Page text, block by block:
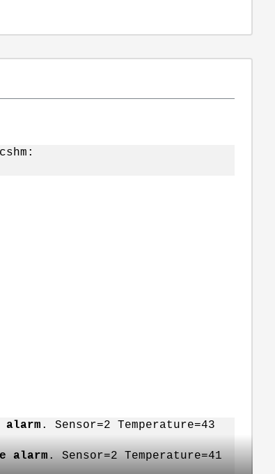
alarm . Sensor=2 Temperature=43
alarm . Sensor=2 Temperature=41